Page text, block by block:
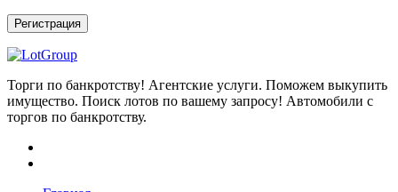
Регистрация
Торги по банкротству! Агентские услуги. Поможем выкупить
имущество. Поиск лотов по вашему запросу! Автомобили с
торгов по банкротству.